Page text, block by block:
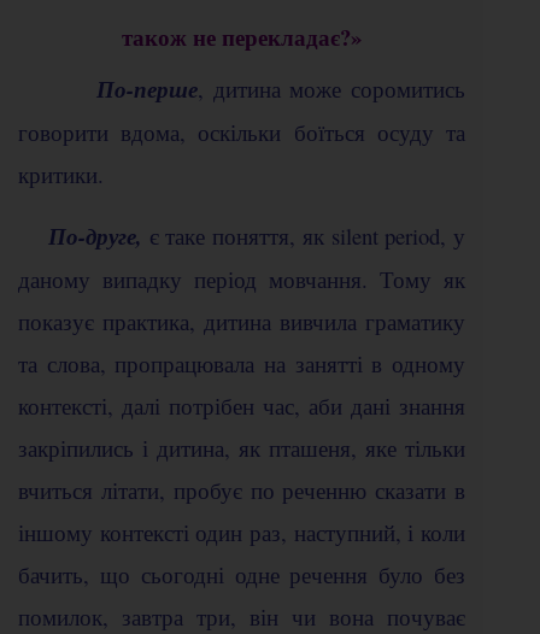
також не перекладає?»
По-перше, дитина може соромитись
говорити вдома, оскільки боїться осуду та
критики.
По-друге, є таке поняття, як silent period, у
даному випадку період мовчання. Тому як
показує практика, дитина вивчила граматику
та слова, пропрацювала на занятті в одному
контексті, далі потрібен час, аби дані знання
закріпились і дитина, як пташеня, яке тільки
вчиться літати, пробує по реченню сказати в
іншому контексті один раз, наступний, і коли
бачить, що сьогодні одне речення було без
помилок, завтра три, він чи вона почуває